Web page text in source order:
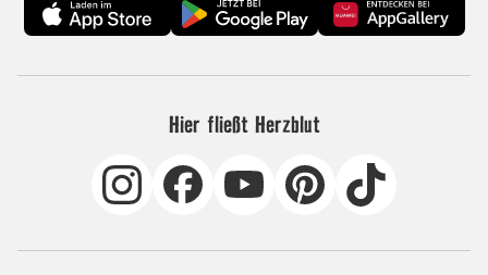
Hier fließt Herzblut